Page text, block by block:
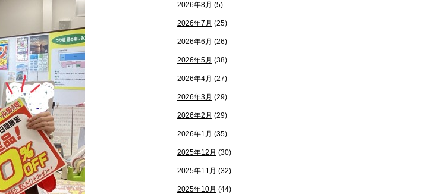
2026年8月 (5)
2026年7月 (25)
2026年6月 (26)
2026年5月 (38)
2026年4月 (27)
2026年3月 (29)
2026年2月 (29)
2026年1月 (35)
2025年12月 (30)
2025年11月 (32)
2025年10月 (44)